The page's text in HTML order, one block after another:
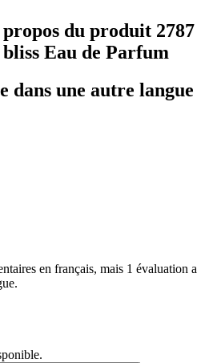
du produit 2787
Eau de Parfum
dans une autre langue
en français, mais 1 évaluation a